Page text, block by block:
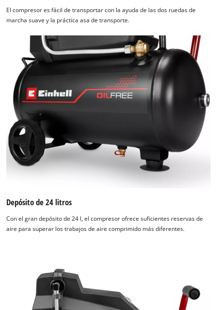
El compresor es fácil de transportar con la ayuda de las dos ruedas de
marcha suave y la práctica asa de transporte.
Depósito de 24 litros
Con el gran depósito de 24 l, el compresor ofrece suficientes reservas de
aire para superar los trabajos de aire comprimido más diferentes.